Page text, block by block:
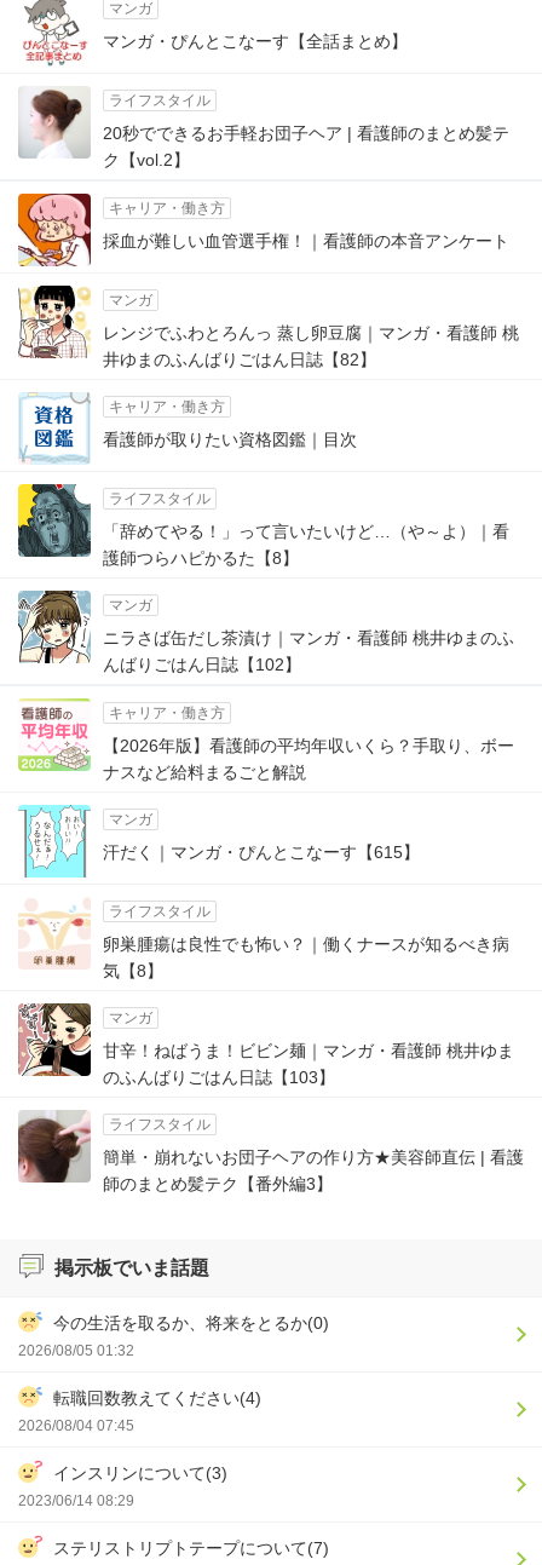
マンガ
マンガ・ぴんとこなーす【全話まとめ】
ライフスタイル
20秒でできるお手軽お団子ヘア | 看護師のまとめ髪テ
ク【vol.2】
キャリア・働き方
採血が難しい血管選手権！｜看護師の本音アンケート
マンガ
レンジでふわとろんっ 蒸し卵豆腐｜マンガ・看護師 桃
井ゆまのふんばりごはん日誌【82】
キャリア・働き方
看護師が取りたい資格図鑑｜目次
ライフスタイル
「辞めてやる！」って言いたいけど…（や～よ）｜看
護師つらハピかるた【8】
マンガ
ニラさば缶だし茶漬け｜マンガ・看護師 桃井ゆまのふ
んばりごはん日誌【102】
キャリア・働き方
【2026年版】看護師の平均年収いくら？手取り、ボー
ナスなど給料まるごと解説
マンガ
汗だく｜マンガ・ぴんとこなーす【615】
ライフスタイル
卵巣腫瘍は良性でも怖い？｜働くナースが知るべき病
気【8】
マンガ
甘辛！ねばうま！ビビン麺｜マンガ・看護師 桃井ゆま
のふんばりごはん日誌【103】
ライフスタイル
簡単・崩れないお団子ヘアの作り方★美容師直伝 | 看護
師のまとめ髪テク【番外編3】
掲示板でいま話題
今の生活を取るか、将来をとるか(0)
2026/08/05 01:32
転職回数教えてください(4)
2026/08/04 07:45
インスリンについて(3)
2023/06/14 08:29
ステリストリプトテープについて(7)